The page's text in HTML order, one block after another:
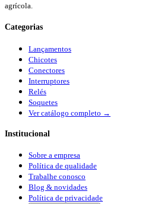
agrícola.
Categorias
Lançamentos
Chicotes
Conectores
Interruptores
Relés
Soquetes
Ver catálogo completo →
Institucional
Sobre a empresa
Política de qualidade
Trabalhe conosco
Blog & novidades
Política de privacidade